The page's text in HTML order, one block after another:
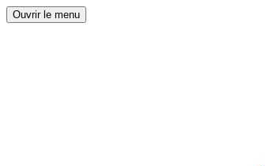
Ouvrir le menu